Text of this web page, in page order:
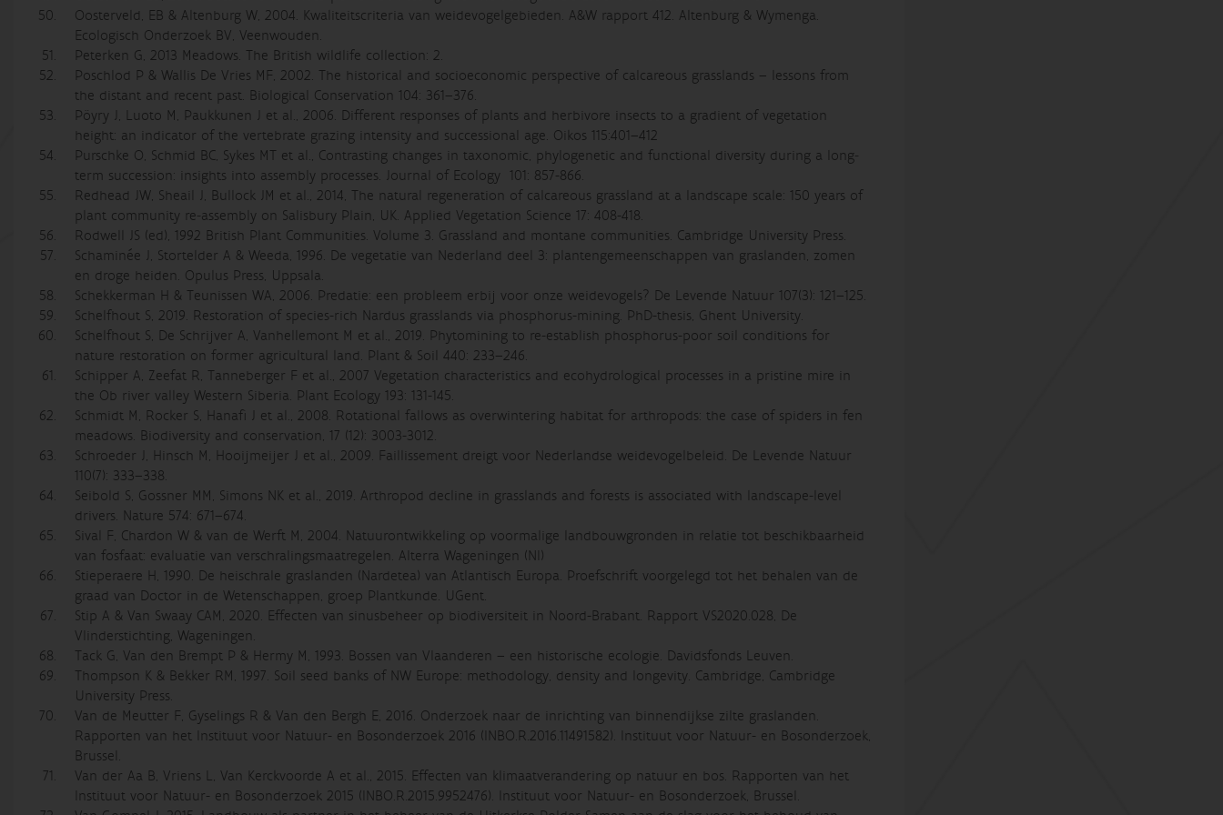
Oosterveld, EB & Altenburg W, 2004. Kwaliteitscriteria van weidevogelgebieden. A&W rapport 412. Altenburg & Wymenga.
Ecologisch Onderzoek BV, Veenwouden.
Peterken G, 2013 Meadows. The British wildlife collection: 2.
Poschlod P & Wallis De Vries MF, 2002. The historical and socioeconomic perspective of calcareous grasslands – lessons from
the distant and recent past. Biological Conservation 104: 361–376.
Pöyry J, Luoto M, Paukkunen J et al., 2006. Different responses of plants and herbivore insects to a gradient of vegetation
height: an indicator of the vertebrate grazing intensity and successional age. Oikos 115:401–412
Purschke O, Schmid BC, Sykes MT et al., Contrasting changes in taxonomic, phylogenetic and functional diversity during a long‐
term succession: insights into assembly processes. Journal of Ecology 101: 857-866.
Redhead JW, Sheail J, Bullock JM et al., 2014, The natural regeneration of calcareous grassland at a landscape scale: 150 years of
plant community re‐assembly on Salisbury Plain, UK. Applied Vegetation Science 17: 408-418.
Rodwell JS (ed), 1992 British Plant Communities. Volume 3. Grassland and montane communities. Cambridge University Press.
Schaminée J, Stortelder A & Weeda, 1996. De vegetatie van Nederland deel 3: plantengemeenschappen van graslanden, zomen
en droge heiden. Opulus Press, Uppsala.
Schekkerman H & Teunissen WA, 2006. Predatie: een probleem erbij voor onze weidevogels? De Levende Natuur 107(3): 121–125.
Schelfhout S, 2019. Restoration of species-rich Nardus grasslands via phosphorus-mining. PhD-thesis, Ghent University.
Schelfhout S, De Schrijver A, Vanhellemont M et al., 2019. Phytomining to re-establish phosphorus-poor soil conditions for
nature restoration on former agricultural land. Plant & Soil 440: 233–246.
Schipper A, Zeefat R, Tanneberger F et al., 2007 Vegetation characteristics and ecohydrological processes in a pristine mire in
the Ob river valley Western Siberia. Plant Ecology 193: 131-145.
Schmidt M, Rocker S, Hanafi J et al., 2008. Rotational fallows as overwintering habitat for arthropods: the case of spiders in fen
meadows. Biodiversity and conservation, 17 (12): 3003-3012.
Schroeder J, Hinsch M, Hooijmeijer J et al., 2009. Faillissement dreigt voor Nederlandse weidevogelbeleid. De Levende Natuur
110(7): 333–338.
Seibold S, Gossner MM, Simons NK et al., 2019. Arthropod decline in grasslands and forests is associated with landscape-level
drivers. Nature 574: 671–674.
Sival F, Chardon W & van de Werft M, 2004. Natuurontwikkeling op voormalige landbouwgronden in relatie tot beschikbaarheid
van fosfaat: evaluatie van verschralingsmaatregelen. Alterra Wageningen (Nl)
Stieperaere H, 1990. De heischrale graslanden (Nardetea) van Atlantisch Europa. Proefschrift voorgelegd tot het behalen van de
graad van Doctor in de Wetenschappen, groep Plantkunde. UGent.
Stip A & Van Swaay CAM, 2020. Effecten van sinusbeheer op biodiversiteit in Noord-Brabant. Rapport VS2020.028, De
Vlinderstichting, Wageningen.
Tack G, Van den Brempt P & Hermy M, 1993. Bossen van Vlaanderen – een historische ecologie. Davidsfonds Leuven.
Thompson K & Bekker RM, 1997. Soil seed banks of NW Europe: methodology, density and longevity. Cambridge, Cambridge
University Press.
Van de Meutter F, Gyselings R & Van den Bergh E, 2016. Onderzoek naar de inrichting van binnendijkse zilte graslanden.
Rapporten van het Instituut voor Natuur- en Bosonderzoek 2016 (INBO.R.2016.11491582). Instituut voor Natuur- en Bosonderzoek,
Brussel.
Van der Aa B, Vriens L, Van Kerckvoorde A et al., 2015. Effecten van klimaatverandering op natuur en bos. Rapporten van het
Instituut voor Natuur- en Bosonderzoek 2015 (INBO.R.2015.9952476). Instituut voor Natuur- en Bosonderzoek, Brussel.